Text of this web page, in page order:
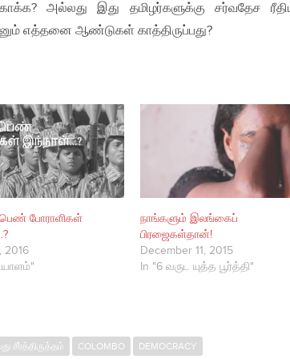
அல்லது இது தமிழர்களுக்கு சர்வதேச
எத்தனை ஆண்டுகள் காத்திருப்பது?
போராளிகள்
2016
நாங்களும் இலங்கைப்
பிரஜைகள்தான்!
December 11, 2015
In "6 வருட யுத்த பூர்த்தி"
சீர்த்திருத்தம் COLOMBO DEMOCRACY